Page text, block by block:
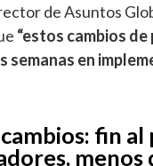
de Asuntos
“estos cambios
semanas en
fin
menos